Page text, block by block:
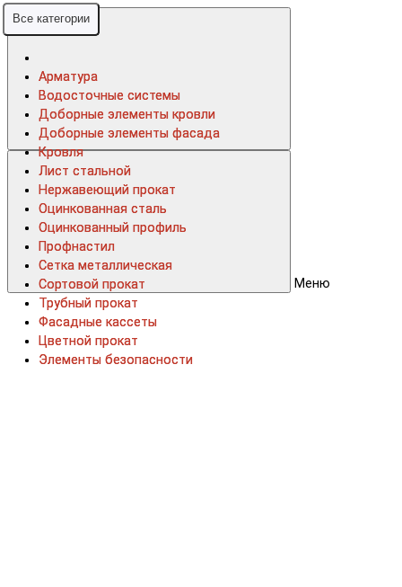
Меню
Все категории
Арматура
Водосточные системы
Доборные элементы кровли
Доборные элементы фасада
Кровля
Лист стальной
Нержавеющий прокат
Оцинкованная сталь
Оцинкованный профиль
Профнастил
Сетка металлическая
Сортовой прокат
Трубный прокат
Фасадные кассеты
Цветной прокат
Элементы безопасности
Все категории
Арматура
Водосточные системы
Доборные элементы кровли
Доборные элементы фасада
Кровля
Лист стальной
Нержавеющий прокат
Оцинкованная сталь
Оцинкованный профиль
Профнастил
Сетка металлическая
Сортовой прокат
Трубный прокат
Фасадные кассеты
Цветной прокат
Элементы безопасности